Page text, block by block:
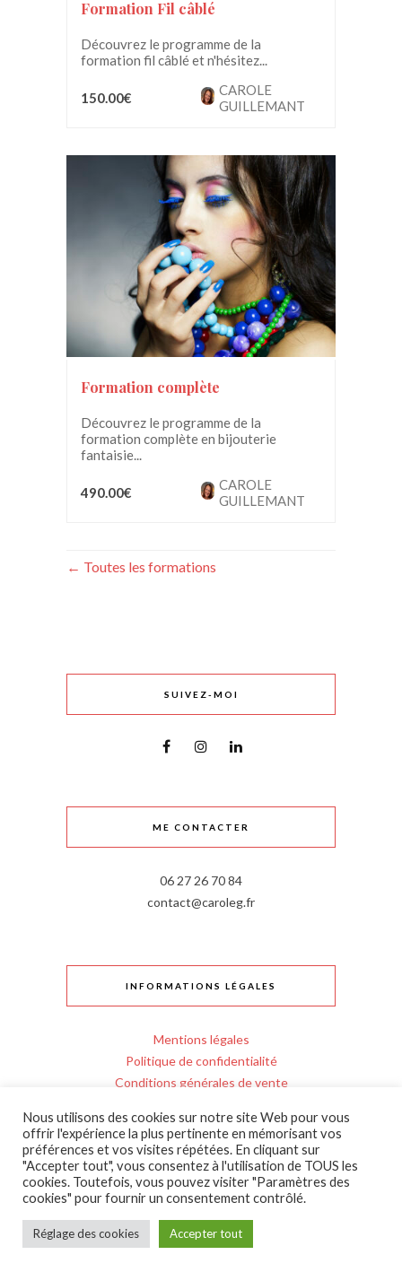
Formation Fil câblé
Découvrez le programme de la
formation fil câblé et n'hésitez...
150.00€
CAROLE
GUILLEMANT
Formation complète
Découvrez le programme de la
formation complète en bijouterie
fantaisie...
490.00€
CAROLE
GUILLEMANT
Toutes les formations
SUIVEZ-MOI
ME CONTACTER
06 27 26 70 84
contact@caroleg.fr
INFORMATIONS LÉGALES
Mentions légales
Politique de confidentialité
Conditions générales de vente
Personnes en situation de handicap
Entrée en formation
Livraison et retours bijoux
(C) 2025 - tous droits reservés Par
Nous utilisons des cookies sur notre site Web pour vous
offrir l'expérience la plus pertinente en mémorisant vos
préférences et vos visites répétées. En cliquant sur
"Accepter tout", vous consentez à l'utilisation de TOUS les
cookies. Toutefois, vous pouvez visiter "Paramètres des
cookies" pour fournir un consentement contrôlé.
Réglage des cookies Accepter tout